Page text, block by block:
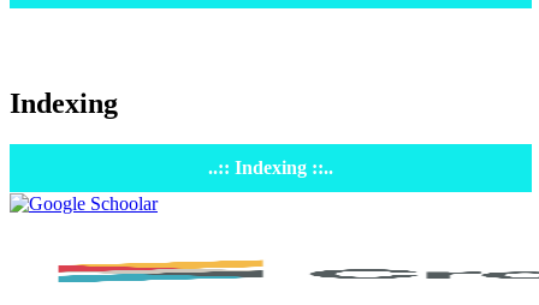
Indexing
..:: Indexing ::..